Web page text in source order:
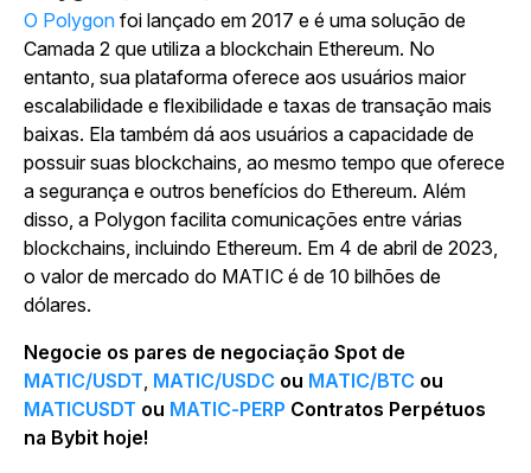
O Polygon foi lançado em 2017 e é uma solução de
Camada 2 que utiliza a blockchain Ethereum. No
entanto, sua plataforma oferece aos usuários maior
escalabilidade e flexibilidade e taxas de transação mais
baixas. Ela também dá aos usuários a capacidade de
possuir suas blockchains, ao mesmo tempo que oferece
a segurança e outros benefícios do Ethereum. Além
disso, a Polygon facilita comunicações entre várias
blockchains, incluindo Ethereum. Em 4 de abril de 2023,
o valor de mercado do MATIC é de 10 bilhões de
dólares.
Negocie os pares de negociação Spot de
MATIC/USDT, MATIC/USDC ou MATIC/BTC ou
MATICUSDT ou MATIC-PERP Contratos Perpétuos
na Bybit hoje!